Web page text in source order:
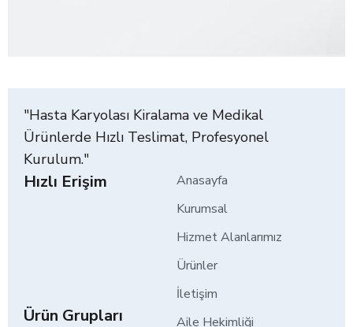
"Hasta Karyolası Kiralama ve Medikal
Ürünlerde Hızlı Teslimat, Profesyonel
Kurulum."
Hızlı Erişim
Anasayfa
Kurumsal
Hizmet Alanlarımız
Ürünler
İletişim
Ürün Grupları Aile Hekimliği